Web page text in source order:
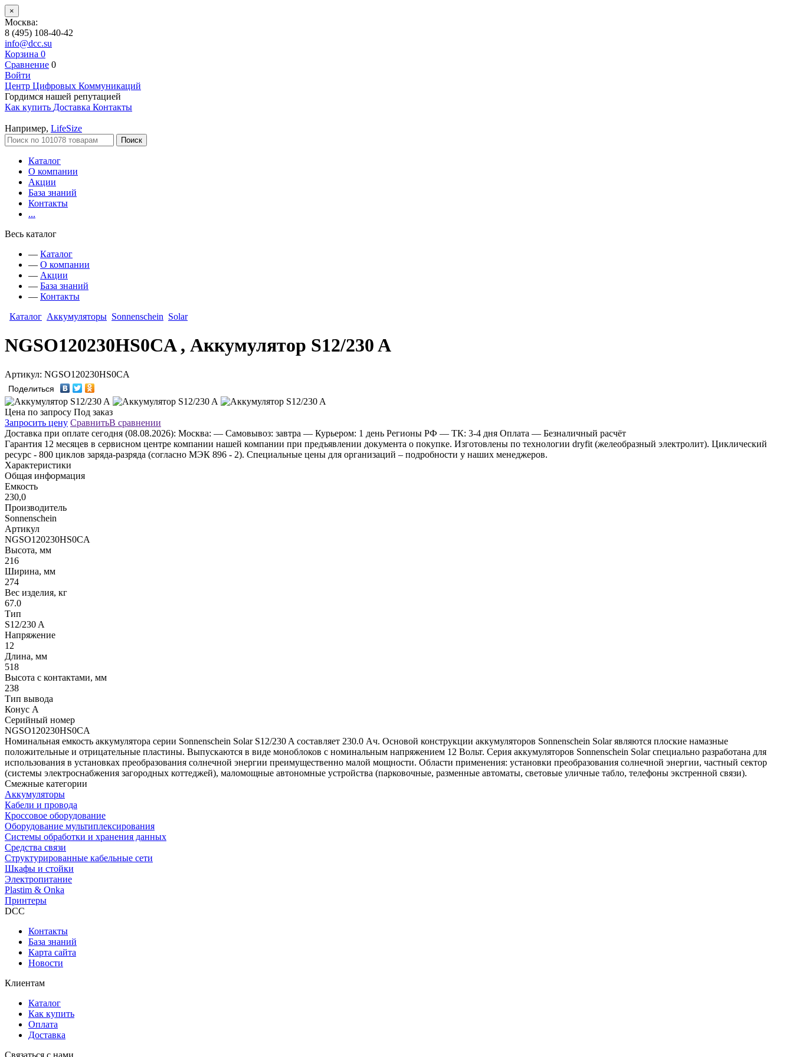
×
Москва:
8 (495) 108-40-42
info@dcc.su
Корзина 0
Сравнение 0
Войти
Центр Цифровых Коммуникаций
Гордимся нашей репутацией
Как купить Доставка Контакты
Например, LifeSize
Поиск
Каталог
О компании
Акции
База знаний
Контакты
...
Весь каталог
— Каталог
— О компании
— Акции
— База знаний
— Контакты
Каталог Аккумуляторы Sonnenschein Solar
NGSO120230HS0CA , Аккумулятор S12/230 A
Артикул: NGSO120230HS0CA
Поделиться
Цена по запросу Под заказ
Запросить цену СравнитьВ сравнении
Доставка при оплате сегодня (08.08.2026): Москва: — Самовывоз: завтра — Курьером: 1 день Регионы РФ — ТК: 3-4 дня Оплата — Безналичный расчёт
Гарантия 12 месяцев в сервисном центре компании нашей компании при предъявлении документа о покупке. Изготовлены по технологии dryfit (желеобразный электролит). Циклический
ресурс - 800 циклов заряда-разряда (согласно МЭК 896 - 2). Специальные цены для организаций – подробности у наших менеджеров.
Характеристики
Общая информация
Емкость
230,0
Производитель
Sonnenschein
Артикул
NGSO120230HS0CA
Высота, мм
216
Ширина, мм
274
Вес изделия, кг
67.0
Тип
S12/230 A
Напряжение
12
Длина, мм
518
Высота с контактами, мм
238
Тип вывода
Конус А
Серийный номер
NGSO120230HS0CA
Номинальная емкость аккумулятора серии Sonnenschein Solar S12/230 A составляет 230.0 Aч. Основой конструкции аккумуляторов Sonnenschein Solar являются плоские намазные
положительные и отрицательные пластины. Выпускаются в виде моноблоков с номинальным напряжением 12 Вольт. Серия аккумуляторов Sonnenschein Solar специально разработана для
использования в установках преобразования солнечной энергии преимущественно малой мощности. Области применения: установки преобразования солнечной энергии, частный сектор
(системы электроснабжения загородных коттеджей), маломощные автономные устройства (парковочные, разменные автоматы, световые уличные табло, телефоны экстренной связи).
Смежные категории
Аккумуляторы
Кабели и провода
Кроссовое оборудование
Оборудование мультиплексирования
Системы обработки и хранения данных
Средства связи
Структурированные кабельные сети
Шкафы и стойки
Электропитание
Plastim & Onka
Принтеры
DCC
Контакты
База знаний
Карта сайта
Новости
Клиентам
Каталог
Как купить
Оплата
Доставка
Связаться с нами